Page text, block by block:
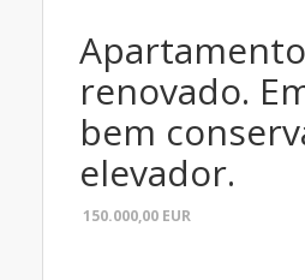
renovado.
bem
elevador.
150.000,00 EUR